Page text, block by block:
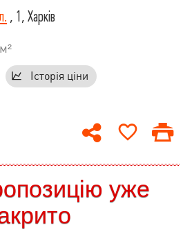
, 1, Харків
Історія ціни
уже